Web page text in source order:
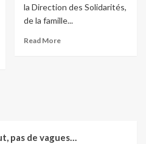
la Direction des Solidarités,
de la famille...
Read More
pas de vagues…